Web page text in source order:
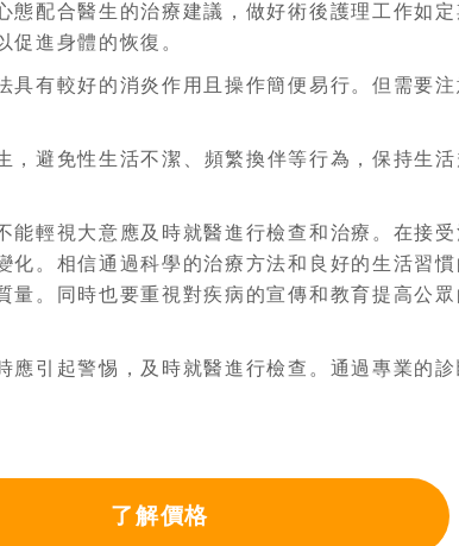
配合醫生的治療建議，做好術後護理工作如定
進身體的恢復。
有較好的消炎作用且操作簡便易行。但需要注
，避免性生活不潔、頻繁換伴等行為，保持生活
輕視大意應及時就醫進行檢查和治療。在接受
。相信通過科學的治療方法和良好的生活習慣
。同時也要重視對疾病的宣傳和教育提高公眾
引起警惕，及時就醫進行檢查。通過專業的診
了解價格